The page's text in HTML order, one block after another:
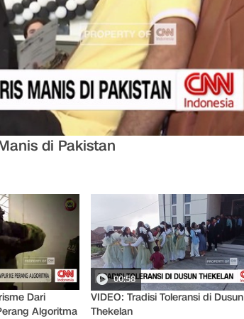
di Pakistan
Dari
Algoritma
00:58
VIDEO: Tradisi Toleransi di Dusun
Thekelan